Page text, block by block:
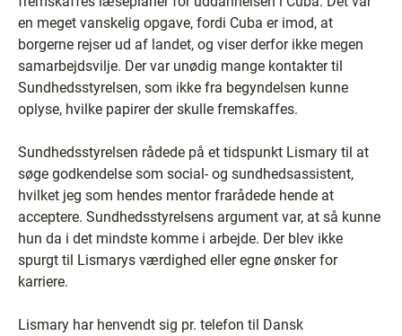
en meget vanskelig opgave, fordi Cuba er imod, at
borgerne rejser ud af landet, og viser derfor ikke megen
samarbejdsvilje. Der var unødig mange kontakter til
Sundhedsstyrelsen, som ikke fra begyndelsen kunne
oplyse, hvilke papirer der skulle fremskaffes.
Sundhedsstyrelsen rådede på et tidspunkt Lismary til at
søge godkendelse som social- og sundhedsassistent,
hvilket jeg som hendes mentor frarådede hende at
acceptere. Sundhedsstyrelsens argument var, at så kunne
hun da i det mindste komme i arbejde. Der blev ikke
spurgt til Lismarys værdighed eller egne ønsker for
karriere.
Lismary har henvendt sig pr. telefon til Dansk